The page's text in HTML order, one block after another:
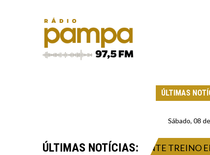
ÚLTIMAS
Sábado, 08
ÚLTIMAS NOTÍCIAS:
NA CABEÇA DURANTE TREINO EM